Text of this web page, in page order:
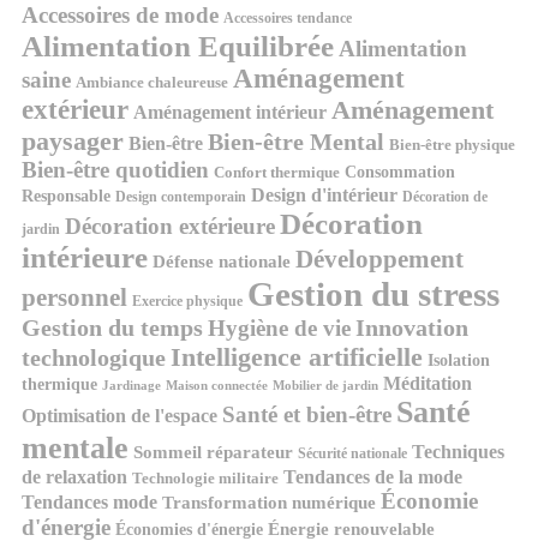
Accessoires de mode Accessoires tendance
Alimentation Equilibrée Alimentation
saine Ambiance chaleureuse Aménagement
extérieur Aménagement intérieur Aménagement
paysager Bien-être Bien-être Mental Bien-être physique
Bien-être quotidien Confort thermique Consommation
Responsable Design contemporain Design d'intérieur Décoration de
jardin Décoration extérieureDécoration
intérieure Défense nationale Développement
personnel Exercice physique Gestion du stress
Gestion du temps Hygiène de vie Innovation
technologique Intelligence artificielle Isolation
thermique Jardinage Maison connectée Mobilier de jardin Méditation
Optimisation de l'espace Santé et bien-être Santé
mentale Sommeil réparateur Sécurité nationale Techniques
de relaxation Technologie militaire Tendances de la mode
Tendances mode Transformation numérique Économie
d'énergie Économies d'énergie Énergie renouvelable